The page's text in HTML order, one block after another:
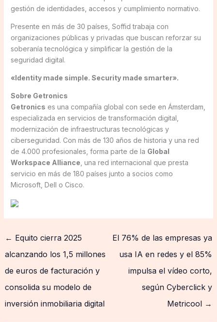
gestión de identidades, accesos y cumplimiento normativo.
Presente en más de 30 países, Soffid trabaja con
organizaciones públicas y privadas que buscan reforzar su
soberanía tecnológica y simplificar la gestión de la
seguridad digital.
«Identity made simple. Security made smarter».
Sobre Getronics
Getronics es una compañía global con sede en Ámsterdam,
especializada en servicios de transformación digital,
modernización de infraestructuras tecnológicas y
ciberseguridad. Con más de 130 años de historia y una red
de 4.000 profesionales, forma parte de la Global
Workspace Alliance , una red internacional que presta
servicio en más de 180 países junto a socios como
Microsoft, Dell o Cisco.
← Equito cierra 2025
alcanzando los 1,5 millones
de euros de facturación y
consolida su modelo de
inversión inmobiliaria digital
El 76% de las empresas ya
usa IA en redes y el 85%
impulsa el vídeo corto,
según Cyberclick y
Metricool →